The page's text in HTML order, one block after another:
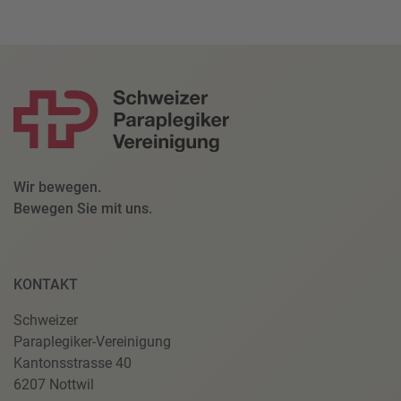
Wir bewegen.
Bewegen Sie mit uns.
KONTAKT
Schweizer
Paraplegiker-Vereinigung
Kantonsstrasse 40
6207 Nottwil